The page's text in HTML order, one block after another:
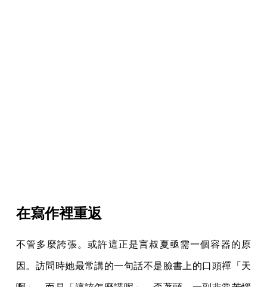
在寫作裡重返
不管多麼誇張。或許這正是言叔夏亟需一個容器的原
因。訪問時她最常講的一句話不是臉書上的口頭禪「天